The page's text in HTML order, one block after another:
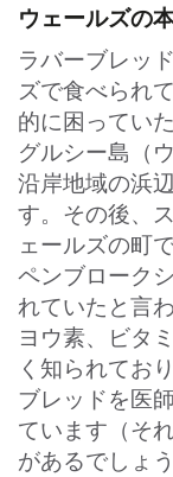
ウェールズの
ラバーブレッ
ズで食べられ
的に困ってい
グルシー島（
沿岸地域の浜
す。その後、
ェールズの町
ペンブローク
れていたと言
ヨウ素、ビタ
く知られてお
ブレッドを医
ています（そ
があるでしょ